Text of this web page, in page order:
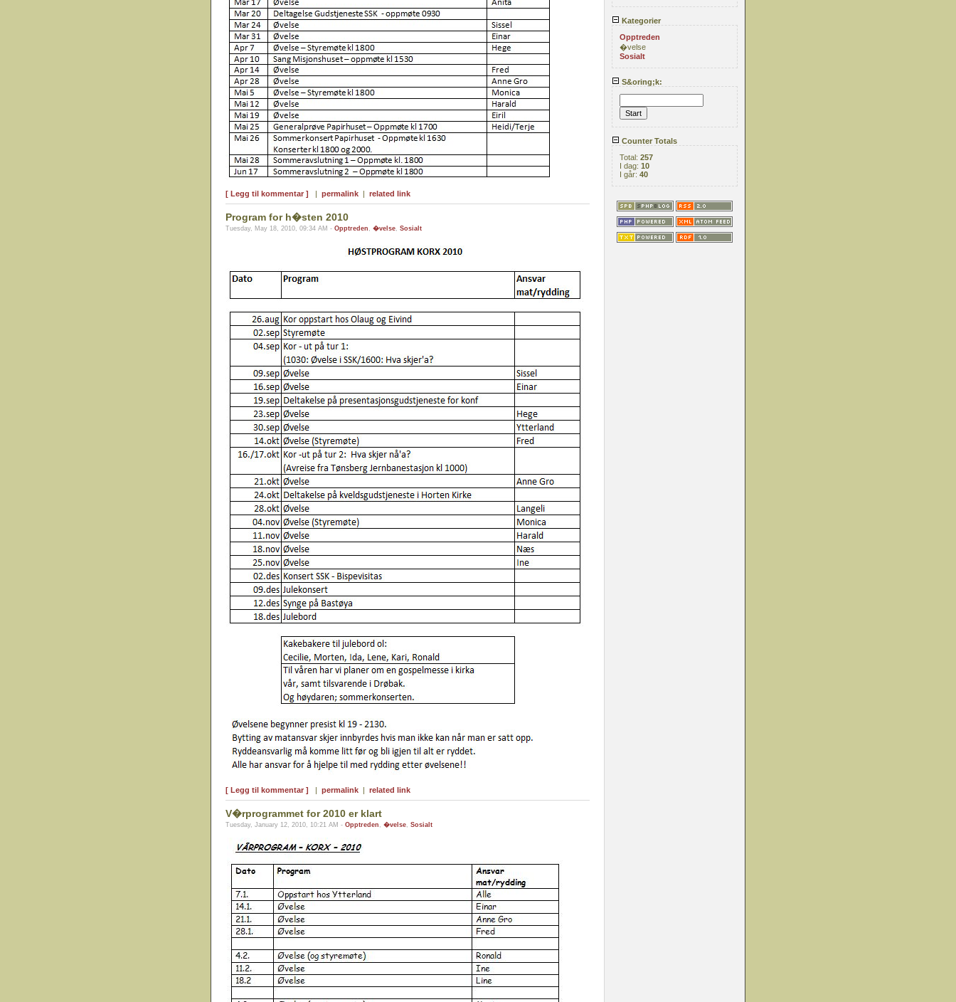
[ Legg til kommentar ] | permalink | related link
Program for h�sten 2010
Tuesday, May 18, 2010, 09:34 AM - Opptreden , �velse, Sosialt
[ Legg til kommentar ] | permalink | related link
V�rprogrammet for 2010 er klart
Tuesday, January 12, 2010, 10:21 AM - Opptreden , �velse, Sosialt
Kategorier
Opptreden
�velse
Sosialt
S&oring;k:
Counter Totals
Total: 257
I dag: 10
I går: 40